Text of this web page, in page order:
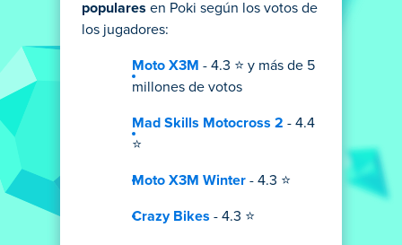
populares en Poki según los votos de
los jugadores:
Moto X3M - 4.3 ⭐ y más de 5
millones de votos
Mad Skills Motocross 2 - 4.4
⭐
Moto X3M Winter - 4.3 ⭐
Crazy Bikes - 4.3 ⭐